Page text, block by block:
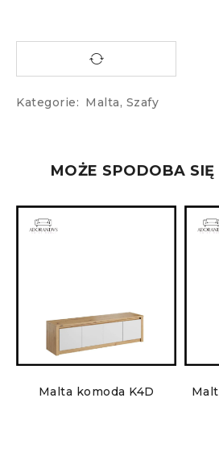
Kategorie: Malta, Szafy
MOŻE SPODOBA
Malta komoda K4D